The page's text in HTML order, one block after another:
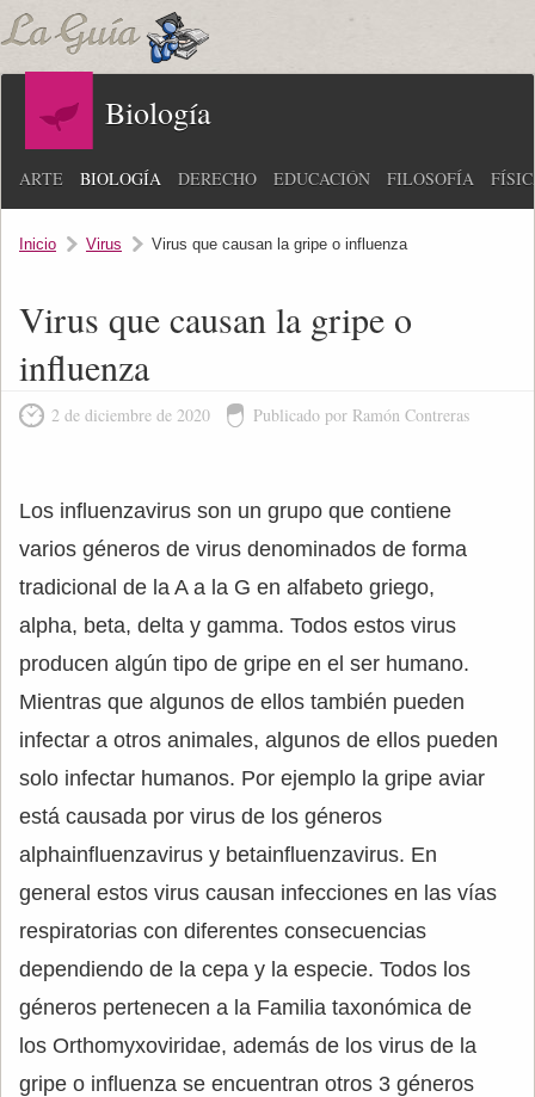
Biología
ARTE BIOLOGÍA DERECHO EDUCACIÓN FILOSOFÍA
Inicio Virus Virus que causan la gripe o influenza
Virus que causan la gripe o
influenza
2 de diciembre de 2020 Publicado por Ramón Contreras
Los influenzavirus son un grupo que contiene
varios géneros de virus denominados de forma
tradicional de la A a la G en alfabeto griego,
alpha, beta, delta y gamma. Todos estos virus
producen algún tipo de gripe en el ser humano.
Mientras que algunos de ellos también pueden
infectar a otros animales, algunos de ellos pueden
solo infectar humanos. Por ejemplo la gripe aviar
está causada por virus de los géneros
alphainfluenzavirus y betainfluenzavirus. En
general estos virus causan infecciones en las vías
respiratorias con diferentes consecuencias
dependiendo de la cepa y la especie. Todos los
géneros pertenecen a la Familia taxonómica de
los Orthomyxoviridae, además de los virus de la
gripe o influenza se encuentran otros 3 géneros